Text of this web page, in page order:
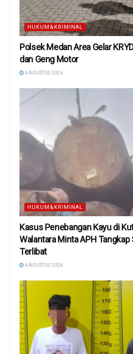
HUKUM&KRIMINAL
Polsek Medan Area Gelar
dan Geng Motor
6 AGUSTUS 2026
HUKUM&KRIMINAL
Kasus Penebangan Kayu di
Walantara Minta APH Tangkap
Terlibat
6 AGUSTUS 2026